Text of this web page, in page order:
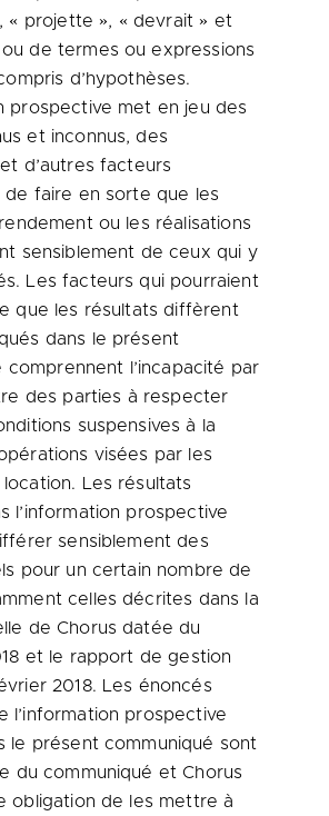
« projette », « devrait » et
de termes ou expressions
d’hypothèses.
prospective met en jeu des
et inconnus, des
d’autres facteurs
de faire en sorte que les
ou les réalisations
sensiblement de ceux qui y
Les facteurs qui pourraient
que les résultats diffèrent
dans le présent
comprennent l’incapacité par
des parties à respecter
suspensives à la
visées par les
Les résultats
l’information prospective
sensiblement des
pour un certain nombre de
celles décrites dans la
de Chorus datée du
et le rapport de gestion
2018. Les énoncés
l’information prospective
le présent communiqué sont
du communiqué et Chorus
obligation de les mettre à